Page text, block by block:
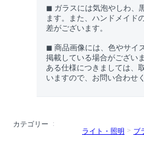
◼︎ ガラスには気泡やしわ、
ます。また、ハンドメイド
差がございます。
◼︎ 商品画像には、色やサイ
掲載している場合がござい
ある仕様につきましては、
いますので、お問い合わせ
カテゴリー
ライト・照明
ブ